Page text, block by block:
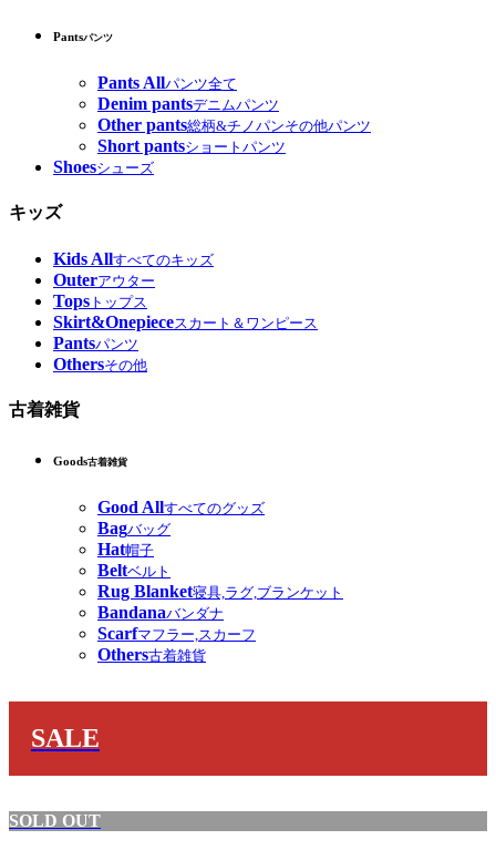
Pantsパンツ
Pants Allパンツ全て
Denim pantsデニムパンツ
Other pants総柄&チノパンその他パンツ
Short pantsショートパンツ
Shoesシューズ
キッズ
Kids Allすべてのキッズ
Outerアウター
Tops トップス
Skirt&Onepieceスカート＆ワンピース
Pantsパンツ
Othersその他
古着雑貨
Goods古着雑貨
Good Allすべてのグッズ
Bagバッグ
Hat帽子
Beltベルト
Rug Blanket寝具,ラグ,ブランケット
Bandanaバンダナ
Scarfマフラー,スカーフ
Others古着雑貨
SALE
SOLD OUT